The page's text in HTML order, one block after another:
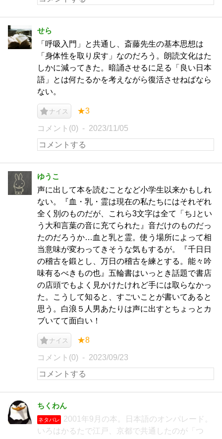
せら
「呼吸入門」と共通し、斎藤先生の基本思想は
「身体性を取り戻す」なのだろう。朗読文化はた
しかに減ってきた。暗誦させるに足る「良い日本
語」とは何たるかを考えながら復活させねばなら
ない。
ナイス ★3
コメント(0) 2023/11/05
ゆうこ
声に出して本を読むことなど小学生以来かもしれ
ない。『血・乳・霊は現在の私たちにはそれぞれ
全く別のものだが、これら3文字は全て「ち｣とい
う大和言葉の音に充てられた』音だけのものだっ
たのだろうか…血と乳と霊。使う場所によって相
当意味が変わってきそうな気もするが。『千日日
の稽古を鍛とし、万日の稽古を練とする。能々吟
味有るべきもの也』五輪書はいっとき話題で書店
の店頭でもよく見かけたけれど手には取らなかっ
た。こうして知ると、すごいことが書いてあると
思う。白浪５人男あたりは声に出すとちょっとカ
ブいてて面白い！
ナイス ★8
コメント(0) 2023/09/23
ちくわん
ネタバレ
2001年9月の本。日本語のオンパレード。
いろはかるたで江戸、京都で共通したのが「つ